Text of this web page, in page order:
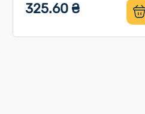
325.60 ₴